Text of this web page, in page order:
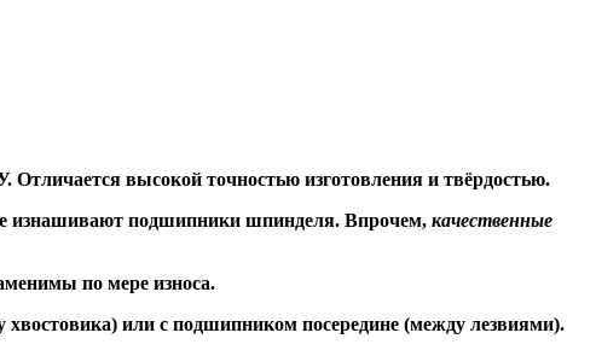
высокой точностью изготовления и твёрдостью.
изнашивают подшипники шпинделя. Впрочем, качественные
по мере износа.
хвостовика) или с подшипником посередине (между лезвиями).